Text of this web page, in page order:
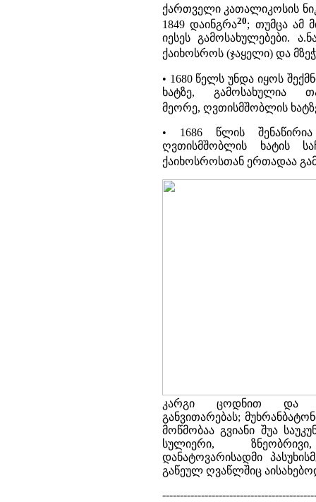
ქართველი კათალიკოსის
1849 დაინგრა20; თუმცა ამ
იესეს გამოსახულებები.
ქაიხოსროს (ჯაყელი) და
• 1680 წელს უნდა იყოს
ხატზე, გამოსახულია
მეორე, ღვთისმშობლის
• 1686 წლის
ღვთისმშობლის ხატის
ქაიხოსროსთან ერთადაა
კარგი ცოდნით და
განვითარებას;
მოწმობაა გვიანი შუა
სულიერი,
დანატოვარისადმი
გაწეულ ღვაწლშიც